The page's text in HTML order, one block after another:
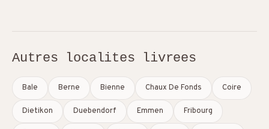
Autres localites livrees
Bale Berne Bienne Chaux De Fonds Coire
Dietikon Duebendorf Emmen Fribourg